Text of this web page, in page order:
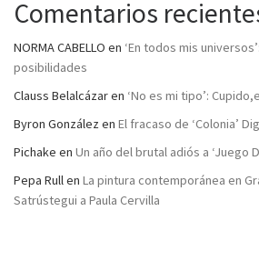
Comentarios
NORMA CABELLO en ‘En todos mis
posibilidades
Clauss Belalcázaren ‘No es mi tipo’:
Byron González en El fracaso de ‘Colonia’
Pichake en Un año del brutal adiós a ‘Juego
Pepa Rullen La pintura contemporánea en
Satrústegui a Paula Cervilla